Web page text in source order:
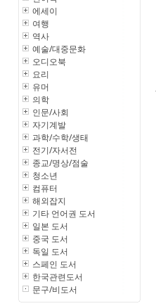
에세이
여행
역사
예술/대중문화
오디오북
요리
유머
의학
인문/사회
자기계발
과학/수학/생태
전기/자서전
종교/명상/점술
청소년
컴퓨터
해외잡지
기타 언어권 도서
일본 도서
중국 도서
독일 도서
스페인 도서
한국관련도서
문구/비도서